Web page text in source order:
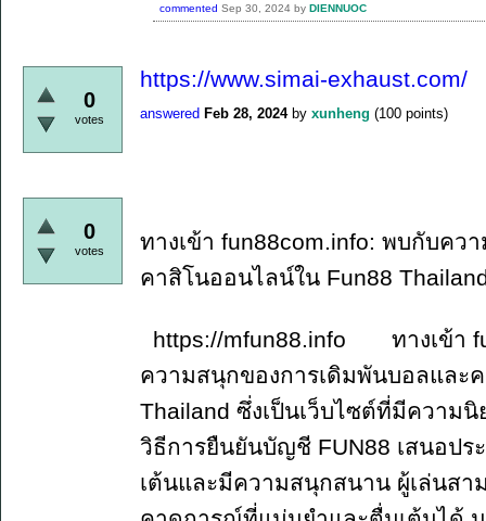
commented Sep 30, 2024 by DIENNUOC
0
votes
https://www.simai-exhaust.com/
answered Feb 28, 2024 by xunheng (100 points)
0
votes
ทางเข้า fun88com.info: พบกับคว
คาสิโนออนไลน์ใน Fun88
https://mfun88.info ทางเข้า
ความสนุกของการเดิมพันบอลและ
Thailand ซึ่งเป็นเว็บไซต์ที่มีความ
วิธีการยืนยันบัญชี FUN88 เสนอป
เต้นและมีความสนุกสนาน ผู้เล่นสา